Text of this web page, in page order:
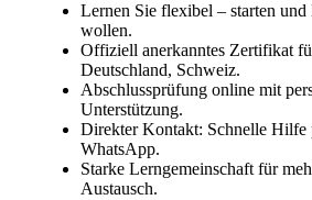
Lernen Sie flexibel – starten und
wollen.
Offiziell anerkanntes Zertifikat
Deutschland, Schweiz.
Abschlussprüfung online mit
Unterstützung.
Direkter Kontakt: Schnelle Hilfe
WhatsApp.
Starke Lerngemeinschaft für
Austausch.